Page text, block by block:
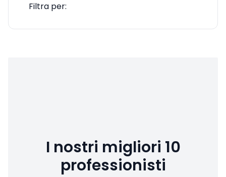
Filtra per:
I nostri migliori 10
professionisti